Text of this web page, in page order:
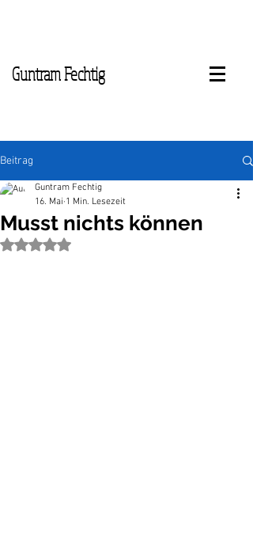
Guntram Fechtig
Beitrag
Musst nichts können
Guntram Fechtig
16. Mai 1 Min. Lesezeit
Mit NaN von 5 Sternen bewertet.